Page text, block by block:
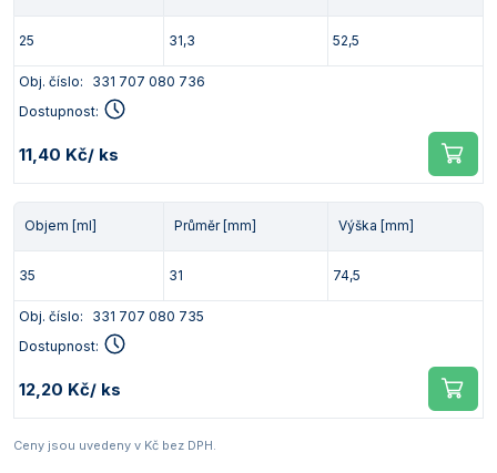
25 31,3 52,5
Obj. číslo:
331 707 080 736
Dostupnost:
11,40 Kč/ ks
Objem [ml] Průměr [mm] Výška [mm]
35 31 74,5
Obj. číslo:
331 707 080 735
Dostupnost:
12,20 Kč/ ks
Ceny jsou uvedeny v Kč bez DPH.